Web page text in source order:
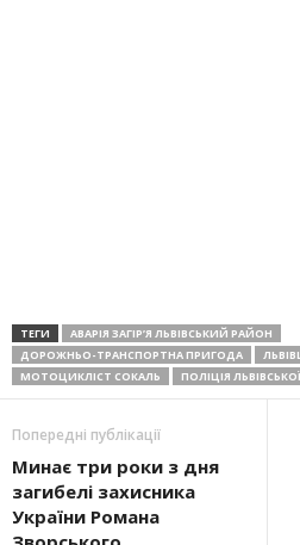
ТЕГИ
АВАРІЯ ЗАГІР’Я ЛЬВІВСЬКИЙ РАЙОН
ДОРОЖНЬО-ТРАНСПОРТНА ПРИГОДА
МОТОЦИКЛІСТ СОКАЛЬ
ПОЛІЦІЯ
Попередні публікації
Минає три роки з дня
загибелі захисника
України Романа